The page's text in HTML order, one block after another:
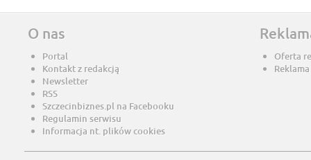
O nas
Portal
Kontakt z redakcją
Newsletter
RSS
Szczecinbiznes.pl na Facebooku
Regulamin serwisu
Informacja nt. plików cookies
Oferta